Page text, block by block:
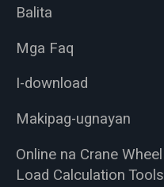
Balita
Mga Faq
I-download
Makipag-ugnayan
Online na Crane Wheel
Load Calculation Tools